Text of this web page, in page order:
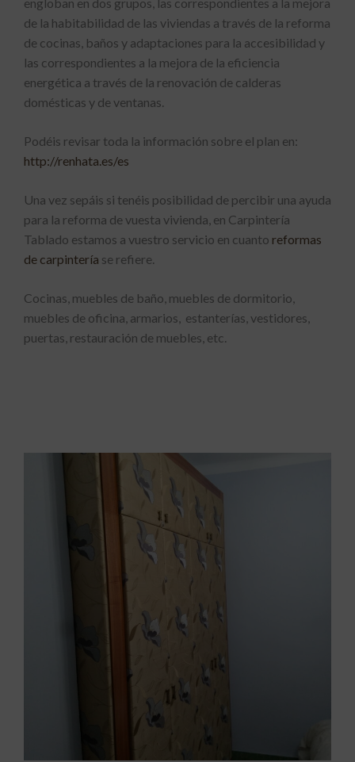
de la habitabilidad de las viviendas a través de la reforma
de cocinas, baños y adaptaciones para la accesibilidad y
las correspondientes a la mejora de la eficiencia
energética a través de la renovación de calderas
domésticas y de ventanas.
Podéis revisar toda la información sobre el plan en:
http://renhata.es/es
Una vez sepáis si tenéis posibilidad de percibir una ayuda
para la reforma de vuesta vivienda, en Carpintería
Tablado estamos a vuestro servicio en cuanto reformas
de carpintería se refiere.
Cocinas, muebles de baño, muebles de dormitorio,
muebles de oficina, armarios, estanterías, vestidores,
puertas, restauración de muebles, etc.